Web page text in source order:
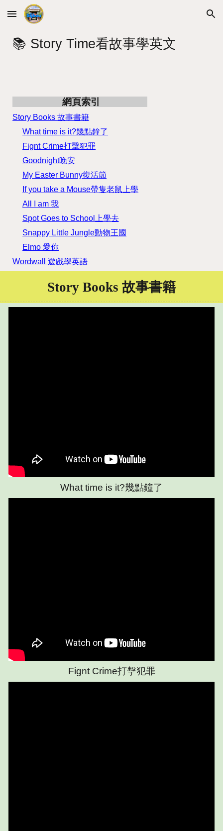
Skip to main content Skip to navigation
📚 Story Time看故事學英文
網頁索引
Story Books 故事書籍
What time is it?幾點鐘了
Fignt Crime打擊犯罪
Goodnight晚安
My Easter Bunny復活節
If you take a Mouse帶隻老鼠上學
All I am 我
Spot Goes to School上學去
Snappy Little Jungle動物王國
Elmo 愛你
Wordwall 遊戲學英語
Story Books 故事書籍
What time is it?幾點鐘了
Fignt Crime打擊犯罪